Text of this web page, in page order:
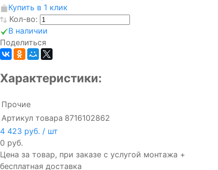
Купить в 1 клик
Кол-во:
В наличии
Поделиться
Характеристики:
Прочие
Артикул товара 8716102862
4 423 руб. / шт
0 руб.
Цена за товар, при заказе с услугой монтажа +
бесплатная доставка